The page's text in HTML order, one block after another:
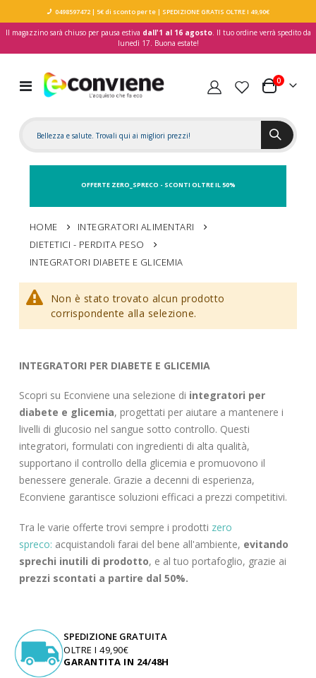
0498597472| 5€ di sconto per te| SPEDIZIONE GRATIS OLTRE I 49,90€
Il magazzino sarà chiuso per pausa estiva dall'1 al 16 agosto. Il tuo ordine verrà spedito da
lunedì 17. Buona estate!
Toggle
Nav
Carrello
0elementi
OFFERTE ZERO_SPRECO - SCONTI OLTRE IL 50%
HOME
INTEGRATORI ALIMENTARI
DIETETICI - PERDITA PESO
INTEGRATORI DIABETE E GLICEMIA
Non è stato trovato alcun prodotto
corrispondente alla selezione.
INTEGRATORI PER DIABETE E GLICEMIA
Scopri su Econviene una selezione di integratori per
diabete e glicemia, progettati per aiutare a mantenere i
livelli di glucosio nel sangue sotto controllo. Questi
integratori, formulati con ingredienti di alta qualità,
supportano il controllo della glicemia e promuovono il
benessere generale. Grazie a decenni di esperienza,
Econviene garantisce soluzioni efficaci a prezzi competitivi.
Tra le varie offerte trovi sempre i prodotti zero
spreco: acquistandoli farai del bene all'ambiente, evitando
sprechi inutili di prodotto, e al tuo portafoglio, grazie ai
prezzi scontati a partire dal 50%.
SPEDIZIONE GRATUITA
OLTRE I 49,90€
GARANTITA IN 24/48H